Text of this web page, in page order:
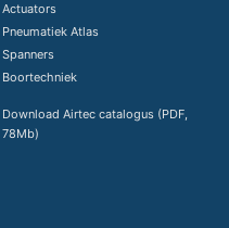
Actuators
Pneumatiek Atlas
Spanners
Boortechniek
Download Airtec catalogus (PDF,
78Mb)